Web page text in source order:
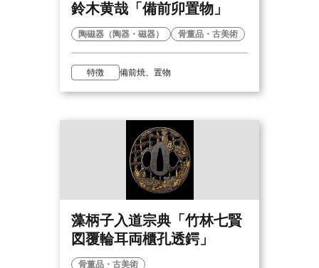
鈴木黄哉「備前卯置物」
陶磁器（陶器・磁器） 骨董品・古美術
特徴 備前焼、置物
藻柄子入道宗典「竹林七賢
図覆輪耳両櫃孔透鍔」
骨董品・古美術